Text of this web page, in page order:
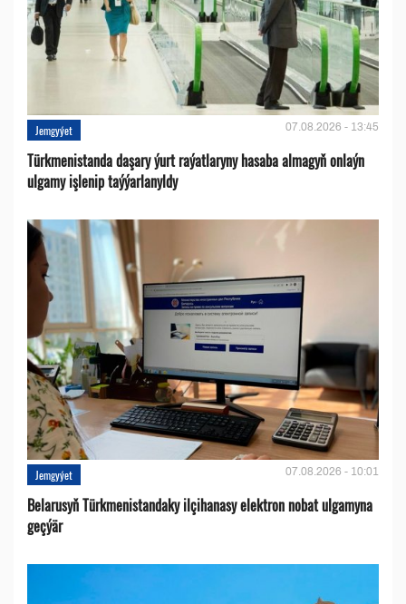
Jemgyýet 07.08.2026 - 13:45
Türkmenistanda daşary ýurt raýatlaryny hasaba almagyň onlaýn
ulgamy işlenip taýýarlanyldy
Jemgyýet 07.08.2026 - 10:01
Belarusyň Türkmenistandaky ilçihanasy elektron nobat ulgamyna
geçýär